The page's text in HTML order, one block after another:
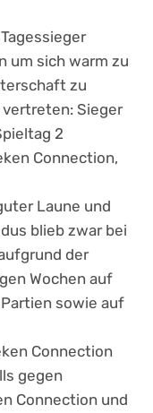
um sich warm zu
zu
vertreten: Sieger
2
Connection,
Laune und
blieb zwar bei
der
Wochen auf
sowie auf
Connection
gegen
Connection und